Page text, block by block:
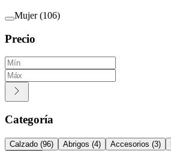
Mujer (106)
Precio
Categoría
Calzado (96) Abrigos (4) Accesorios (3)